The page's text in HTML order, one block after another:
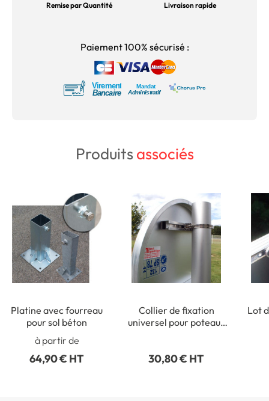
Remise par Quantité Livraison rapide
Paiement 100% sécurisé :
Produitsassociés
Platine avec fourreau
pour sol béton
à partir de
64,90 € HT
Collier de fixation
universel pour poteaux
30,80 € HT
Lot